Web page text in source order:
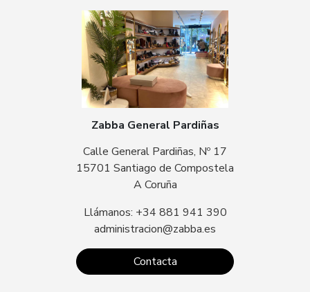
Zabba General Pardiñas
Calle General Pardiñas, Nº 17
15701 Santiago de Compostela
A Coruña
Llámanos: +34 881 941 390
administracion@zabba.es
Contacta